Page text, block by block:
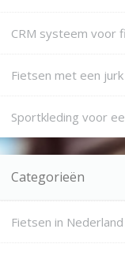
CRM systeem voor
Fietsen met een jurk
Sportkleding voor
Categorieën
Fietsen in Nederland